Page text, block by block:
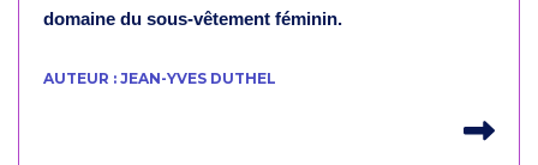
domaine du sous-vêtement féminin.
AUTEUR : JEAN-YVES DUTHEL